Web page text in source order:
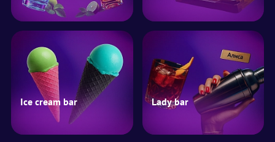
Ice cream bar Lady bar